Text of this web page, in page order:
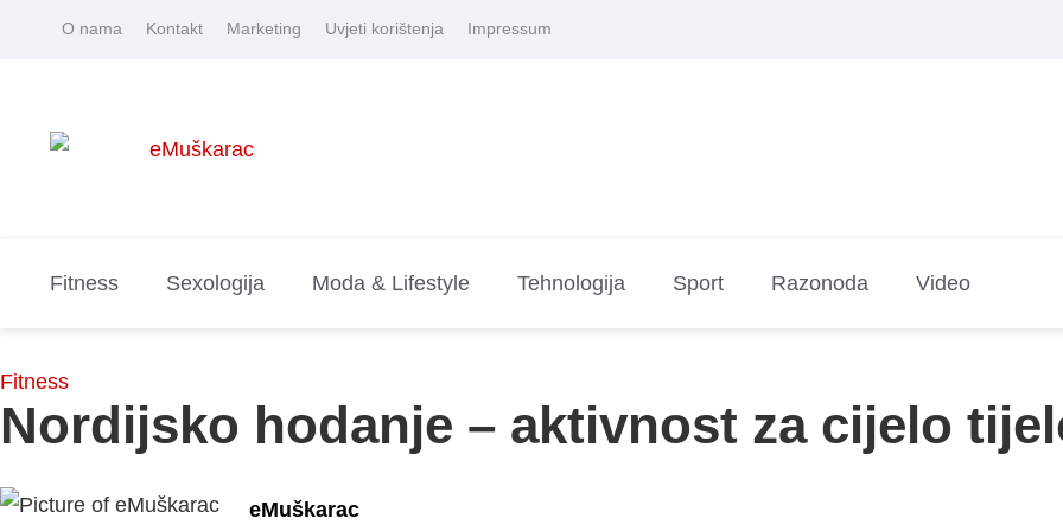
O nama Kontakt Marketing Uvjeti korištenja Impressum
Fitness Sexologija Moda & Lifestyle Tehnologija Sport Razonoda Video
Fitness
Nordijsko hodanje – aktivnost za cijelo
eMuškarac